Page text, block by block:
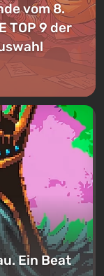
vom 8.
TOP 9 der
Ein Beat